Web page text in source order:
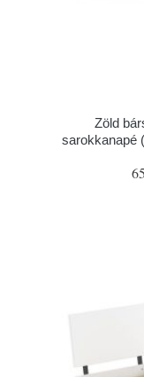
Zöld
sarokkanapé